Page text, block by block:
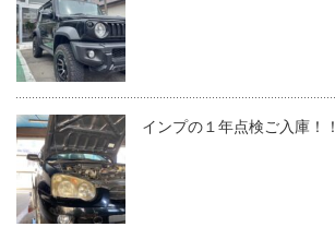
インプの１年点検ご入庫！！